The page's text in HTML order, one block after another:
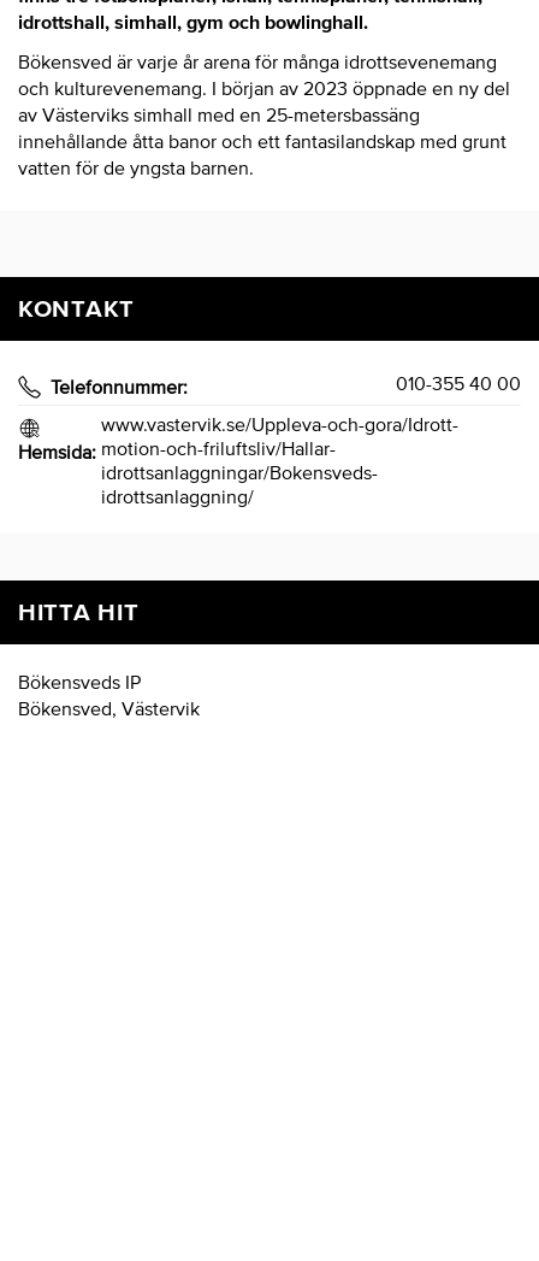
idrottshall, simhall, gym och bowlinghall.
Bökensved är varje år arena för många idrottsevenemang
och kulturevenemang. I början av 2023 öppnade en ny del
av Västerviks simhall med en 25-metersbassäng
innehållande åtta banor och ett fantasilandskap med grunt
vatten för de yngsta barnen.
KONTAKT
Telefonnummer: 010-355 40 00
Hemsida:
www.vastervik.se/Uppleva-och-gora/Idrott-
motion-och-friluftsliv/Hallar-
idrottsanlaggningar/Bokensveds-
idrottsanlaggning/
HITTA HIT
Bökensveds IP
Bökensved, Västervik